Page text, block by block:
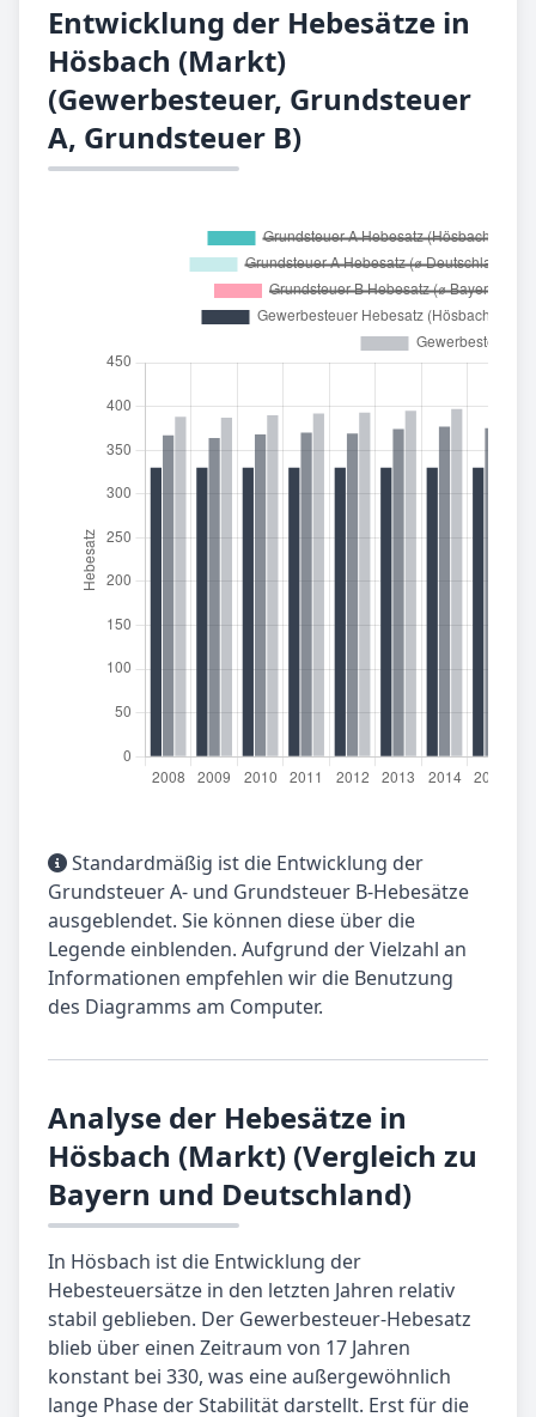
Entwicklung der Hebesätze in
Hösbach (Markt)
(Gewerbesteuer, Grundsteuer
A, Grundsteuer B)
Standardmäßig ist die Entwicklung der
Grundsteuer A- und Grundsteuer B-Hebesätze
ausgeblendet. Sie können diese über die
Legende einblenden. Aufgrund der Vielzahl an
Informationen empfehlen wir die Benutzung
des Diagramms am Computer.
Analyse der Hebesätze in
Hösbach (Markt) (Vergleich zu
Bayern und Deutschland)
In Hösbach ist die Entwicklung der
Hebesteuersätze in den letzten Jahren relativ
stabil geblieben. Der Gewerbesteuer-Hebesatz
blieb über einen Zeitraum von 17 Jahren
konstant bei 330, was eine außergewöhnlich
lange Phase der Stabilität darstellt. Erst für die